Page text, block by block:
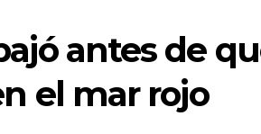
antes de
el mar rojo